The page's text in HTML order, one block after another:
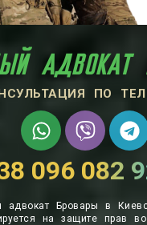
АДВОКАТ
ПО
096 082
адвокат Бровары в
на защите прав